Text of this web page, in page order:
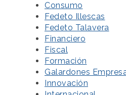
Consumo
Fedeto Illescas
Fedeto Talavera
Financiero
Fiscal
Formación
Galardones
Innovación